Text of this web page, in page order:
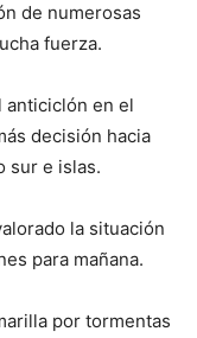
de numerosas
fuerza.
anticiclón en el
decisión hacia
sur e islas.
la situación
para mañana.
por tormentas